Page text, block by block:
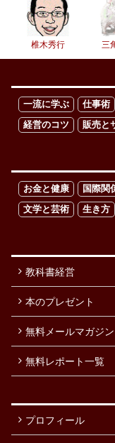
椎木秀行 三
一流に学ぶ 仕事術
経営のコツ
販売と
お金と健康 国際関
文学と芸術
生き方
教科書経営
本のプレゼント
無料メールマガジン
無料レポート一覧
プロフィール